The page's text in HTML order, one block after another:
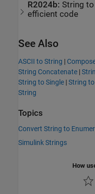
R2024b: String
efficient code
See Also
ASCII to String |
String Concatenate |
String to Single |String
String
Topics
Convert String to
Simulink Strings
How